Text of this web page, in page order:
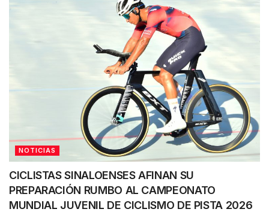
NOTICIAS
CICLISTAS SINALOENSES AFINAN SU
PREPARACIÓN RUMBO AL CAMPEONATO
MUNDIAL JUVENIL DE CICLISMO DE PISTA 2026